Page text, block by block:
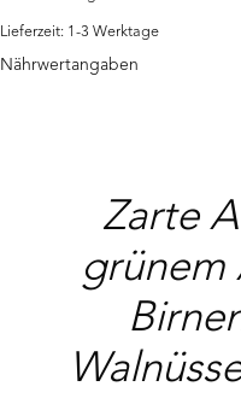
Lieferzeit: 1-3 Werktage
Nährwertangaben
Zarte
grünem